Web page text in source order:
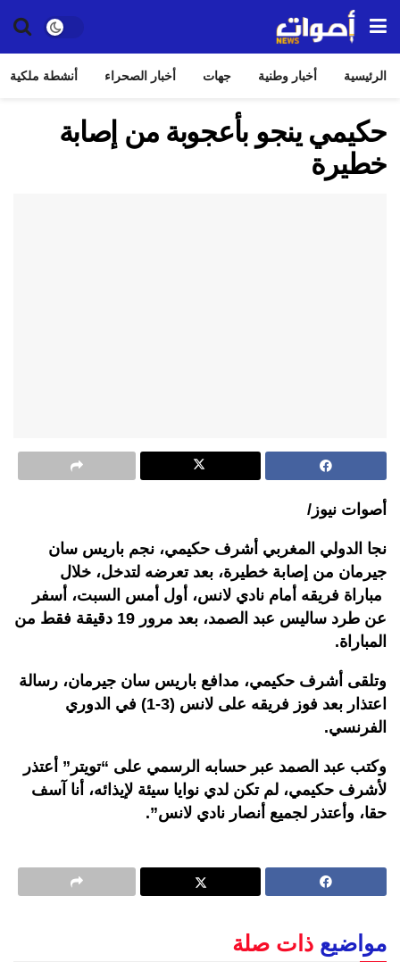
الرئيسية أخبار وطنية جهات أخبار الصحراء أنشطة ملكية
حكيمي ينجو بأعجوبة من إصابة
خطيرة
أصوات نيوز/
نجا الدولي المغربي أشرف حكيمي، نجم باريس سان
جيرمان من إصابة خطيرة، بعد تعرضه لتدخل، خلال
مباراة فريقه أمام نادي لانس، أول أمس السبت، أسفر
عن طرد ساليس عبد الصمد، بعد مرور 19 دقيقة فقط من
المباراة.
وتلقى أشرف حكيمي، مدافع باريس سان جيرمان، رسالة
اعتذار بعد فوز فريقه على لانس (3-1) في الدوري
الفرنسي.
وكتب عبد الصمد عبر حسابه الرسمي على “تويتر” أعتذر
لأشرف حكيمي، لم تكن لدي نوايا سيئة لإيذائه، أنا آسف
حقا، وأعتذر لجميع أنصار نادي لانس”.
مواضيع ذات صلة